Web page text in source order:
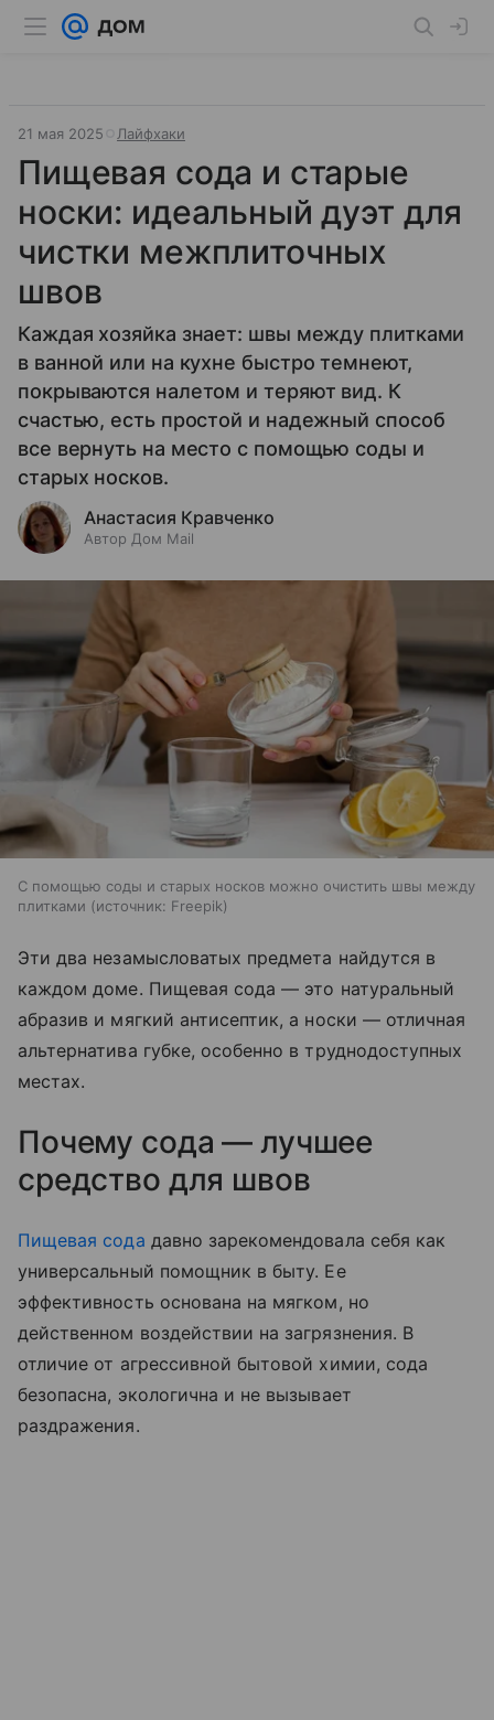
21 мая 2025 Лайфхаки
Пищевая сода и старые
носки: идеальный дуэт для
чистки межплиточных
швов
Каждая хозяйка знает: швы между плитками
в ванной или на кухне быстро темнеют,
покрываются налетом и теряют вид. К
счастью, есть простой и надежный способ
все вернуть на место с помощью соды и
старых носков.
Анастасия Кравченко
Автор Дом Mail
С помощью соды и старых носков можно очистить швы между
плитками
источник: Freepik
Эти два незамысловатых предмета найдутся в
каждом доме. Пищевая сода — это натуральный
абразив и мягкий антисептик, а носки — отличная
альтернатива губке, особенно в труднодоступных
местах.
Почему сода — лучшее
средство для швов
Пищевая сода давно зарекомендовала себя как
универсальный помощник в быту. Ее
эффективность основана на мягком, но
действенном воздействии на загрязнения. В
отличие от агрессивной бытовой химии, сода
безопасна, экологична и не вызывает
раздражения.